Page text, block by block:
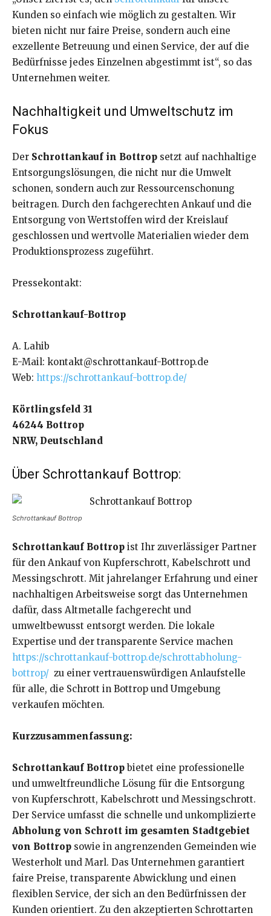
Kunden so einfach wie möglich zu gestalten. Wir
bieten nicht nur faire Preise, sondern auch eine
exzellente Betreuung und einen Service, der auf die
Bedürfnisse jedes Einzelnen abgestimmt ist“, so das
Unternehmen weiter.
Nachhaltigkeit und Umweltschutz im
Fokus
Der Schrottankauf in Bottrop setzt auf nachhaltige
Entsorgungslösungen, die nicht nur die Umwelt
schonen, sondern auch zur Ressourcenschonung
beitragen. Durch den fachgerechten Ankauf und die
Entsorgung von Wertstoffen wird der Kreislauf
geschlossen und wertvolle Materialien wieder dem
Produktionsprozess zugeführt.
Pressekontakt:
Schrottankauf-Bottrop
A. Lahib
E-Mail: kontakt@schrottankauf-Bottrop.de
Web: https://schrottankauf-bottrop.de/
Körtlingsfeld 31
46244 Bottrop
NRW, Deutschland
Über Schrottankauf Bottrop:
Schrottankauf Bottrop
Schrottankauf Bottrop ist Ihr zuverlässiger Partner
für den Ankauf von Kupferschrott, Kabelschrott und
Messingschrott. Mit jahrelanger Erfahrung und einer
nachhaltigen Arbeitsweise sorgt das Unternehmen
dafür, dass Altmetalle fachgerecht und
umweltbewusst entsorgt werden. Die lokale
Expertise und der transparente Service machen
https://schrottankauf-bottrop.de/schrottabholung-
bottrop/ zu einer vertrauenswürdigen Anlaufstelle
für alle, die Schrott in Bottrop und Umgebung
verkaufen möchten.
Kurzzusammenfassung:
Schrottankauf Bottropbietet eine professionelle
und umweltfreundliche Lösung für die Entsorgung
von Kupferschrott, Kabelschrott und Messingschrott.
Der Service umfasst die schnelle und unkomplizierte
Abholung von Schrott im gesamten Stadtgebiet
von Bottrop sowie in angrenzenden Gemeinden wie
Westerholt und Marl. Das Unternehmen garantiert
faire Preise, transparente Abwicklung und einen
flexiblen Service, der sich an den Bedürfnissen der
Kunden orientiert. Zu den akzeptierten Schrottarten